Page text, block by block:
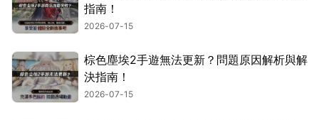
指南！
2026-07-15
棕色塵埃2手遊無法更新？問題原因解析與解
決指南！
2026-07-15